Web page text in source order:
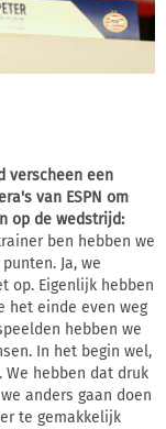
verscheen een
van ESPN om
op de wedstrijd:
ben hebben we
Ja, we
op. Eigenlijk hebben
het einde even weg
hebben we
In het begin wel,
hebben dat druk
anders gaan doen
te gemakkelijk